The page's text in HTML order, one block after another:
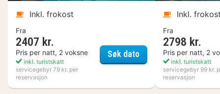
Inkl. frokost
Fra
2407 kr.
Pris per natt, 2 voksne
inkl. turistskatt
servicegebyr 79 kr. per
reservasjon
Søk datoKosta Boda Art Hotel
Inkl.
Fra
2798 kr.
Pris per natt, 2
inkl. turistskatt
servicegebyr 99 kr.
reservasjon